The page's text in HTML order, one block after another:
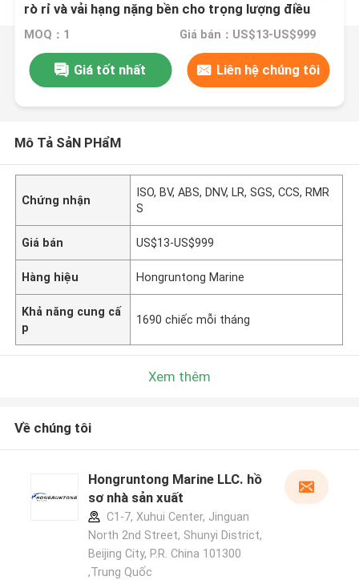
rò rỉ và vải hạng nặng bền cho trọng lượng điều
chỉnh 1T-150T
MOQ：1 Giá bán：US$13-US$999
Giá tốt nhất Liên hệ chúng tôi
Mô Tả SảN PHẩM
Chứng nhận
ISO, BV, ABS, DNV, LR, SGS, CCS, RMR
S
Giá bán US$13-US$999
Hàng hiệu Hongruntong Marine
Khả năng cung cấ
p
1690 chiếc mỗi tháng
Xem thêm
Về chúng tôi
Hongruntong Marine LLC. hồ
sơ nhà sản xuất
C1-7, Xuhui Center, Jinguan
North 2nd Street, Shunyi District,
Beijing City, P.R. China 101300
,Trung Quốc